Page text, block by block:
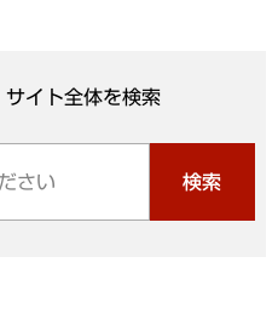
サイト全体を検索
検索